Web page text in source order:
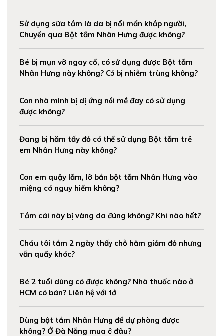
Sử dụng sữa tắm là da bị nổi mẩn khắp người,
Chuyển qua Bột tắm Nhân Hưng được không?
Bé bị mụn vỡ ngay cổ, có sử dụng được Bột tắm
Nhân Hưng này không? Có bị nhiễm trùng không?
Con nhà mình bị dị ứng nổi mề đay có sử dụng
được không?
Đang bị hăm tấy đỏ có thể sử dụng Bột tắm trẻ
em Nhân Hưng này không?
Con em quậy lắm, lỡ bắn bột tắm Nhân Hưng vào
miệng có nguy hiểm không?
Tắm cái này bị vàng da đúng không? Khi nào hết?
Cháu tôi tắm 2 ngày thấy chỗ hăm giảm đỏ nhưng
vẫn quấy khóc?
Bé 2 tuổi dùng có được không? Nhà thuốc nào ở
HCM có bán? Liên hệ với tớ
Dùng bột tắm Nhân Hưng để dự phòng được
không? Ở Đà Nẵng mua ở đâu?